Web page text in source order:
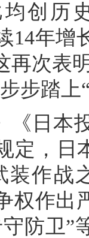
均创历
14年
再次表
步踏
《日
定，日
装作战
权作出
防卫”